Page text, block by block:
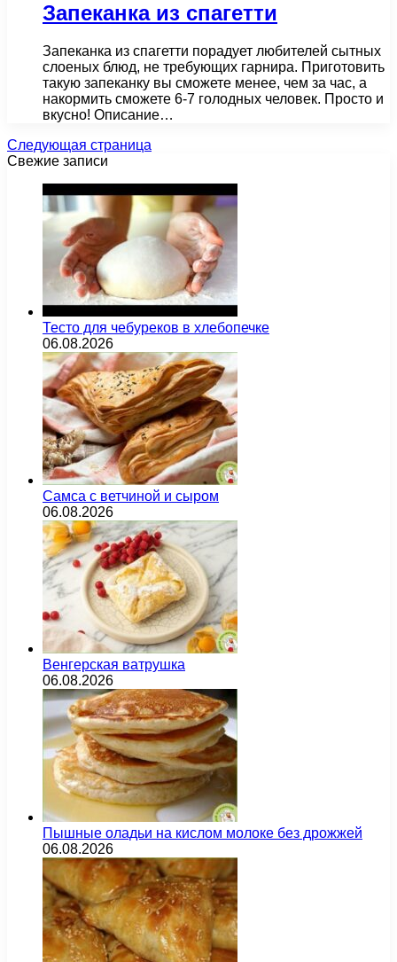
Запеканка из спагетти
Запеканка из спагетти порадует любителей сытных
слоеных блюд, не требующих гарнира. Приготовить
такую запеканку вы сможете менее, чем за час, а
накормить сможете 6-7 голодных человек. Просто и
вкусно! Описание…
Следующая страница
Свежие записи
Тесто для чебуреков в хлебопечке
06.08.2026
Самса с ветчиной и сыром
06.08.2026
Венгерская ватрушка
06.08.2026
Пышные оладьи на кислом молоке без дрожжей
06.08.2026